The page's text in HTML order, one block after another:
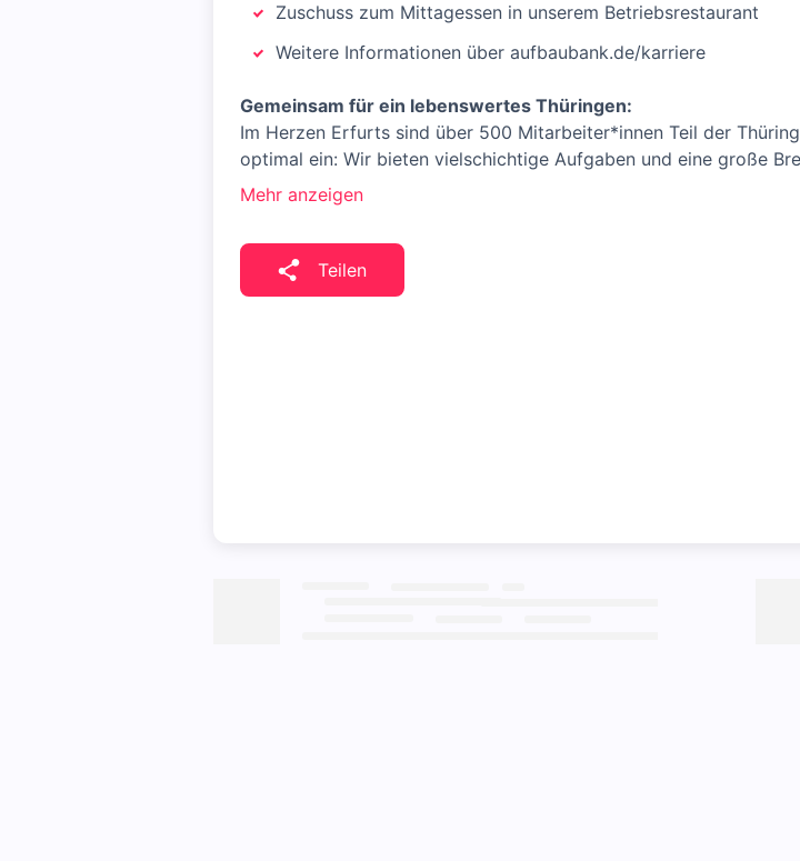
Zuschuss zum Mittagessen in unserem Betriebsrestaurant
Weitere Informationen über aufbaubank.de/karriere
Gemeinsam für ein lebenswertes Thüringen:
Im Herzen Erfurts sind über 500 Mitarbeiter*innen Teil der
optimal ein: Wir bieten vielschichtige Aufgaben und eine große
Mehr anzeigen
Teilen